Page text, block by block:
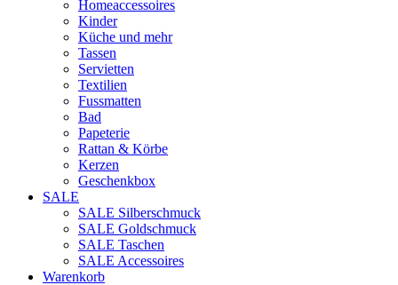
Homeaccessoires
Kinder
Küche und mehr
Tassen
Servietten
Textilien
Fussmatten
Bad
Papeterie
Rattan & Körbe
Kerzen
Geschenkbox
SALE
SALE Silberschmuck
SALE Goldschmuck
SALE Taschen
SALE Accessoires
Warenkorb